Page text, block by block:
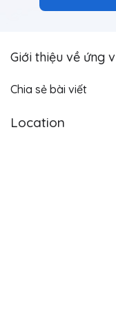
Giới thiệu về ứng
Chia sẻ bài viết
Location